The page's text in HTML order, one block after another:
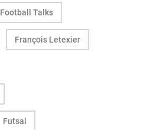
Football Talks
François Letexier
Futsal